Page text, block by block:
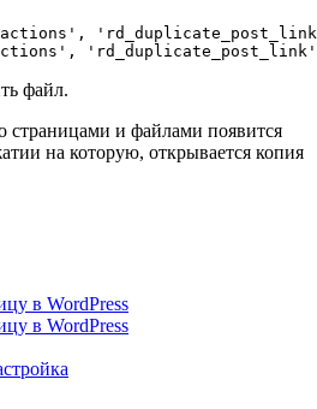
, 'rd_duplicate_post_link'
файл.
страницами и файлами появится
на которую, открывается копия